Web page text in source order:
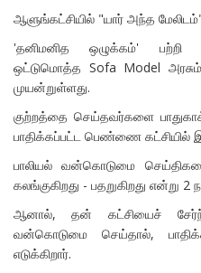
ஆளுங்கட்சியில் "யார் அந்த
'தனிமனித ஒழுக்கம்' பற்றி
ஒட்டுமொத்த Sofa Model
முயன்றுள்ளது.
குற்றத்தை செய்தவர்களை
பாதிக்கப்பட்ட பெண்ணை கட்சியில்
பாலியல் வன்கொடுமை
கலங்குகிறது - பதறுகிறது என்று
ஆனால், தன் கட்சியைச்
வன்கொடுமை செய்தால்,
எடுக்கிறார்.